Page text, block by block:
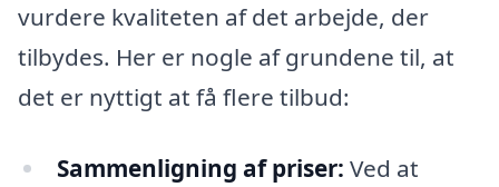
vurdere kvaliteten af det arbejde, der
tilbydes. Her er nogle af grundene til, at
det er nyttigt at få flere tilbud:
Sammenligning af priser: Ved at